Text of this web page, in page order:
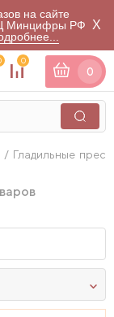
на сайте
Минцифры РФ
X
0
0
Гладильные